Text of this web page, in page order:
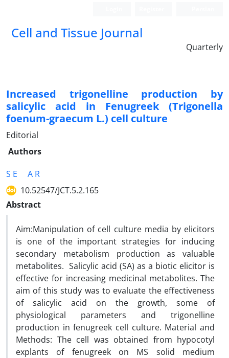
Cell and Tissue Journal
Quarterly
Increased trigonelline production by
salicylic acid in Fenugreek (Trigonella
foenum-graecum L.) cell culture
Editorial
Authors
S E
A R
10.52547/JCT.5.2.165
Abstract
Aim:Manipulation of cell culture media by elicitors
is one of the important strategies for inducing
secondary metabolism production as valuable
metabolites. Salicylic acid (SA) as a biotic elicitor is
effective for increasing medicinal metabolites. The
aim of this study was to evaluate the effectiveness
of salicylic acid on the growth, some of
physiological parameters and trigonelline
production in fenugreek cell culture. Material and
Methods: The cell was obtained from hypocotyl
explants of fenugreek on MS solid medium